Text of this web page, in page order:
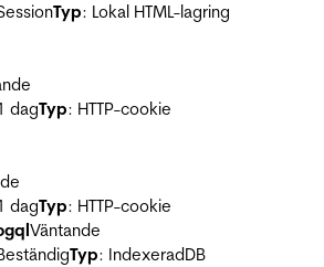
Typ: Lokal HTML-lagring
dagTyp: HTTP-cookie
dagTyp: HTTP-cookie
Väntande
Typ: IndexeradDB